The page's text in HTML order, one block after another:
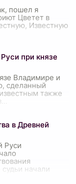
пошел я
Цветет в
Известную
при князе
Владимире и
сделанный
также
в Древней
Руси
судьи начали